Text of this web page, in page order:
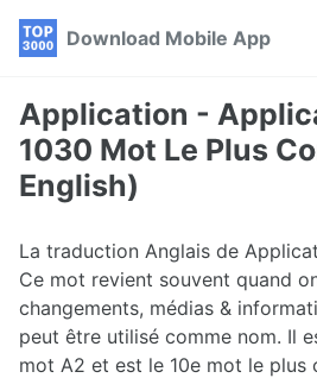
Skip
navigation
Skip
Skip
Download Mobile App
Application -
1030 Mot Le Plus
English)
La traduction Anglais de
Ce mot revient souvent quand
changements, médias &
peut être utilisé comme nom. Il
mot A2 et est le 10e mot le plus